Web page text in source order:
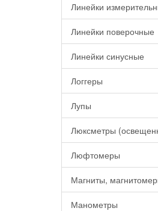
Линейки
Линейки поверочные
Линейки синусные
Логгеры
Лупы
Люксметры
Люфтомеры
Магниты,
Манометры